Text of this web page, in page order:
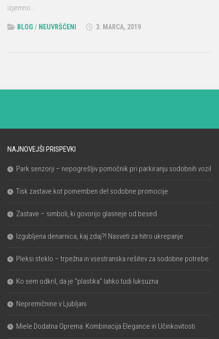
izjemno...
BLOG / NEUVRŠČENI 3. MARCA, 2019
NAJNOVEJŠI PRISPEVKI
Park senzorji – nepogrešljiv pomočnik pri parkiranju sodobnih vozil
Tisk zastave kot pomemben del sodobne promocije
Zastave – simboli, ki govorijo glasneje od besed
Izgubljena denarnica, kaj zdaj?! Nasveti za hitro ukrepanje
Pleksi steklo – trpežna in vsestranska rešitev za sodobne potrebe
Ko sem odkril, da je “plastika” lahko tudi luksuzna
Nepremičnine v Ljubljani
Miele Dodatna Oprema: Kombinacija Elegance in Učinkovitosti